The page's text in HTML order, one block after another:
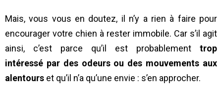
Mais, vous vous en doutez, il n’y a rien à faire pour
encourager votre chien à rester immobile. Car s’il agit
ainsi, c’est parce qu’il est probablement trop
intéressé par des odeurs ou des mouvements aux
alentours et qu’il n’a qu’une envie : s’en approcher.